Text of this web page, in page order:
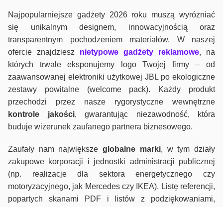
Najpopularniejsze gadżety 2026 roku muszą wyróżniać
się unikalnym designem, innowacyjnością oraz
transparentnym pochodzeniem materiałów. W naszej
ofercie znajdziesz nietypowe gadżety reklamowe, na
których trwale eksponujemy logo Twojej firmy – od
zaawansowanej elektroniki użytkowej JBL po ekologiczne
zestawy powitalne (welcome pack). Każdy produkt
przechodzi przez nasze rygorystyczne wewnętrzne
kontrole jakości, gwarantując niezawodność, która
buduje wizerunek zaufanego partnera biznesowego.
Zaufały nam największeglobalne marki, w tym działy
zakupowe korporacji i jednostki administracji publicznej
(np. realizacje dla sektora energetycznego czy
motoryzacyjnego, jak Mercedes czy IKEA). Listę referencji,
popartych skanami PDF i listów z podziękowaniami,